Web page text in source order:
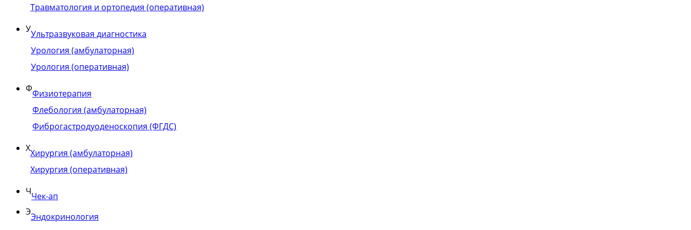
Травматология и ортопедия (оперативная)
УУльтразвуковая диагностика
Урология (амбулаторная)
Урология (оперативная)
ФФизиотерапия
Флебология (амбулаторная)
Фиброгастродуоденоскопия (ФГДС)
ХХирургия (амбулаторная)
Хирургия (оперативная)
ЧЧек-ап
ЭЭндокринология